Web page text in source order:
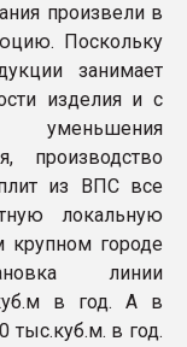
произвели в
Поскольку
занимает
изделия и с
производство
из ВПС все
локальную
городе
линии
в год. А в
тыс.куб.м. в год.